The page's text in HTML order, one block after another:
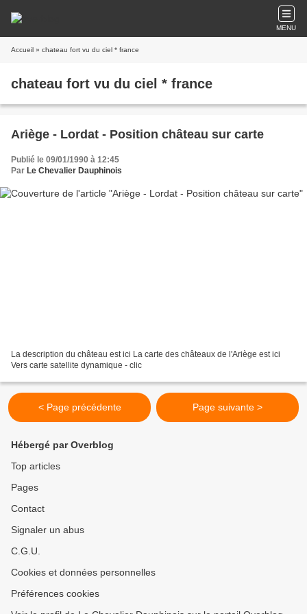
MENU
Accueil » chateau fort vu du ciel * france
chateau fort vu du ciel * france
Ariège - Lordat - Position château sur carte
Publié le 09/01/1990 à 12:45
Par Le Chevalier Dauphinois
La description du château est ici La carte des châteaux de l'Ariège est ici
Vers carte satellite dynamique - clic
< Page précédente Page suivante >
Hébergé par Overblog
Top articles
Pages
Contact
Signaler un abus
C.G.U.
Cookies et données personnelles
Préférences cookies